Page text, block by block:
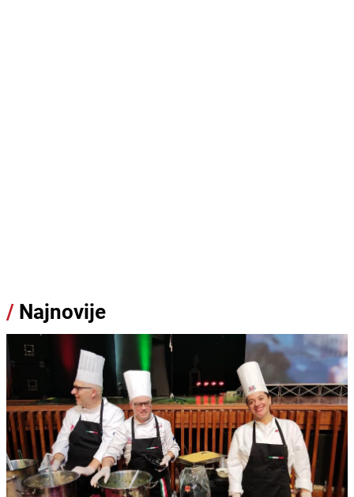
/ Najnovije